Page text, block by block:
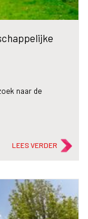
naar de
LEES VERDER